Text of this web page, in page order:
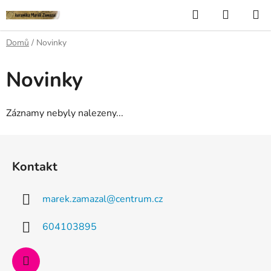
na
obsah
Hledat
KOŠÍK
Domů / Novinky
Novinky
Záznamy nebyly nalezeny...
Kontakt
marek.zamazal@centrum.cz
604103895